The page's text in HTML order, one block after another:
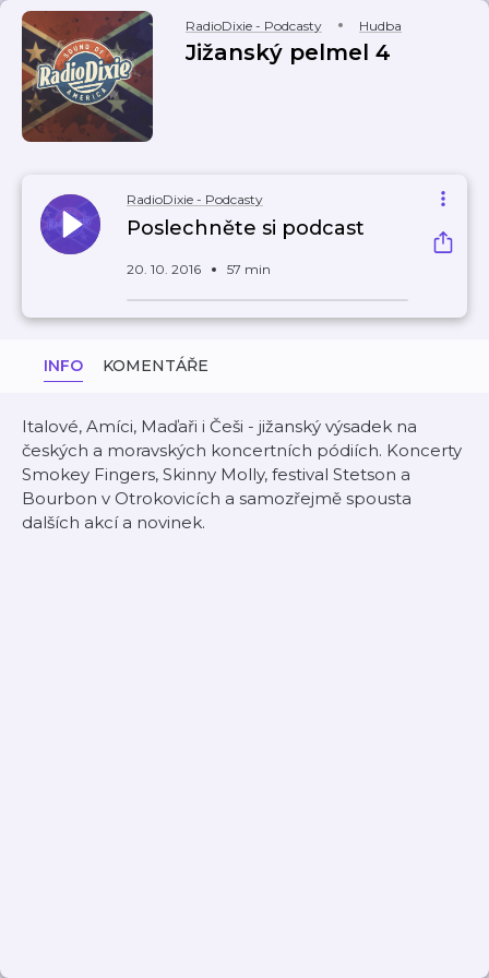
RadioDixie - Podcasty Hudba
Jižanský pelmel 4
RadioDixie - Podcasty
Poslechněte si podcast
20. 10. 2016 57 min
INFO KOMENTÁŘE
Italové, Amíci, Maďaři i Češi - jižanský výsadek na
českých a moravských koncertních pódiích. Koncerty
Smokey Fingers, Skinny Molly, festival Stetson a
Bourbon v Otrokovicích a samozřejmě spousta
dalších akcí a novinek.